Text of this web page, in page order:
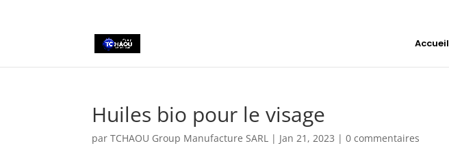
Accueil
Huiles bio pour le visage
parTCHAOU Group Manufacture SARL | Jan 21, 2023 |0 commentaires